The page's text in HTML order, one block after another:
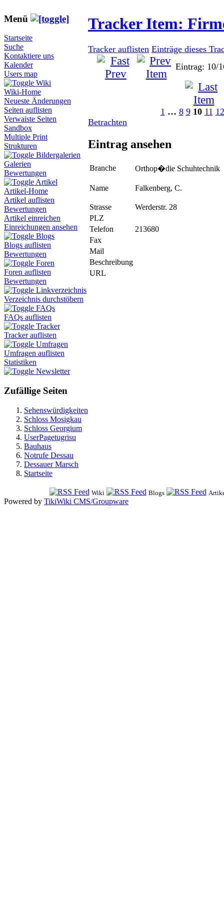
Menü
Startseite
Suche
Kontaktiere uns
Kalender
Users map
Wiki
Wiki-Home
Neueste Änderungen
Seiten auflisten
Verwaiste Seiten
Sandbox
Multiple Print
Strukturen
Bildergalerien
Galerien
Bewertungen
Artikel
Artikel-Home
Artikel auflisten
Bewertungen
Artikel einreichen
Einreichungen ansehen
Blogs
Blogs auflisten
Bewertungen
Foren
Foren auflisten
Bewertungen
Linkverzeichnis
Verzeichnis durchstöbern
FAQs
FAQs auflisten
Tracker
Tracker auflisten
Umfragen
Umfragen auflisten
Statistiken
Newsletter
Zufällige Seiten
Sehenswürdigkeiten
Schloss Mosigkau
Schloss Georgium
UserPagetugrisu
Bauhaus
Notrufe Dessau
Dessauer Marsch
Startseite
Tracker Item:
Tracker auflisten Einträge dieses
Eintrag: 10/
1 … 8 9 10 11 12
Betrachten
Eintrag ansehen
Branche Orthop�die Schuhtechnik
Name Falkenberg, C.
Strasse
Werderstr. 28
PLZ
Telefon
213680
Fax
Mail
Beschreibung
URL
Wiki Blogs
Powered by TikiWiki CMS/Groupware